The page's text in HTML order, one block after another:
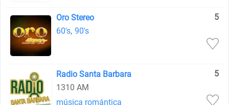
Oro Stereo
5
60's, 90's
Radio Santa Barbara
5
1310 AM
música romántica